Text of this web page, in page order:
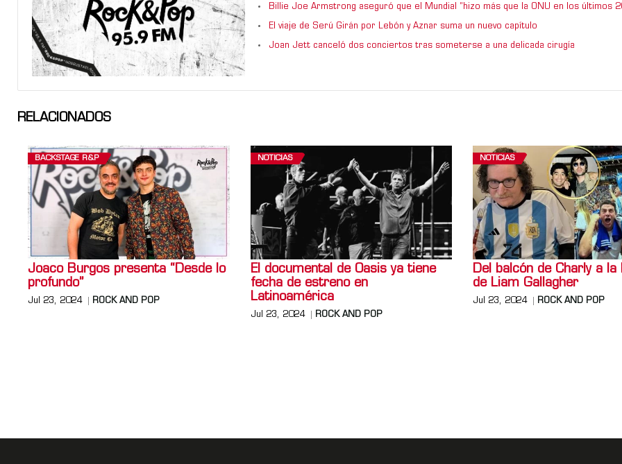
Billie Joe Armstrong aseguró que el Mundial “hizo más que la ONU en los últimos
El viaje de Serú Girán por Lebón y Aznar suma un nuevo capítulo
Joan Jett canceló dos conciertos tras someterse a una delicada cirugía
RELACIONADOS
BACKSTAGE R&P
Joaco Burgos presenta “Desde lo
profundo”
Jul 23, 2024 ROCK AND POP
NOTICIAS
El documental de Oasis ya tiene
fecha de estreno en
Latinoamérica
Jul 23, 2024 ROCK AND POP
NOTICIAS
Del balcón de Charly a la
de Liam Gallagher
Jul 23, 2024 ROCK AND POP